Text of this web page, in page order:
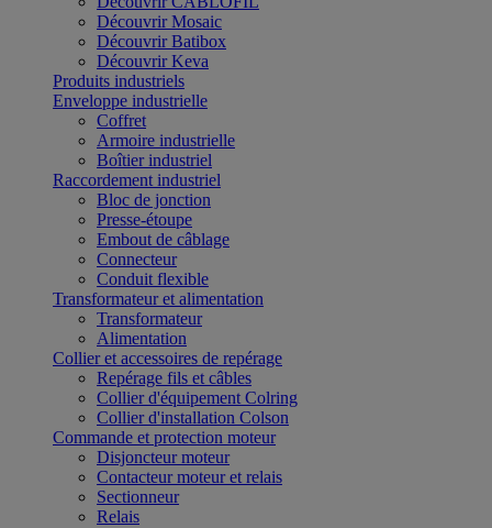
Découvrir Mosaic
Découvrir Batibox
Découvrir Keva
Produits industriels
Enveloppe industrielle
Coffret
Armoire industrielle
Boîtier industriel
Raccordement industriel
Bloc de jonction
Presse-étoupe
Embout de câblage
Connecteur
Conduit flexible
Transformateur et alimentation
Transformateur
Alimentation
Collier et accessoires de repérage
Repérage fils et câbles
Collier d'équipement Colring
Collier d'installation Colson
Commande et protection moteur
Disjoncteur moteur
Contacteur moteur et relais
Sectionneur
Relais